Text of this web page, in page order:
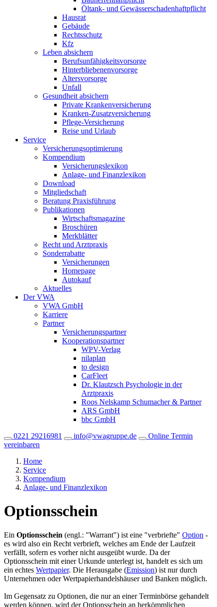
Öltank- und Gewässerschadenhaftpflicht
Hausrat
Gebäude
Rechtsschutz
Kfz
Leben absichern
Berufsunfähigkeitsvorsorge
Hinterbliebenenvorsorge
Altersvorsorge
Unfall
Gesundheit absichern
Private Krankenversicherung
Kranken-Zusatzversicherung
Pflege-Versicherung
Reise und Urlaub
Service
Versicherungsoptimierung
Kompendium
Versicherungslexikon
Anlage- und Finanzlexikon
Download
Mitgliedschaft
Beratung Praxisführung
Publikationen
Wirtschaftsmagazine
Broschüren
Merkblätter
Recht und Arztpraxis
Sonderrabatte
Versicherungen
Homepage
Autokauf
Aktuelles
Der VWA
VWA GmbH
Karriere
Partner
Versicherungspartner
Kooperationspartner
WPV-Verlag
nilaplan
to design
CarFleet
Dr. Klautzsch Psychologie in der
Arztpraxis
Roos Nelskamp Schumacher & Partner
ARS GmbH
bbc GmbH
0221 29216981
info@vwagruppe.de
Online Termin
vereinbaren
Home
Service
Kompendium
Anlage- und Finanzlexikon
Optionsschein
Ein Optionsschein (engl.: "Warrant") ist eine "verbriefte" Option -
es wird also ein Recht verbrieft, welches am Ende der Laufzeit
verfällt, sofern es vorher nicht ausgeübt wurde. Da der
Optionsschein mit einer Urkunde unterlegt ist, handelt es sich um
ein echtes Wertpapier. Die Herausgabe (Emission) ist nur durch
Unternehmen oder Wertpapierhandelshäuser und Banken möglich.
Im Gegensatz zu Optionen, die nur an einer Terminbörse gehandelt
werden können, wird der Optionsschein an herkömmlichen